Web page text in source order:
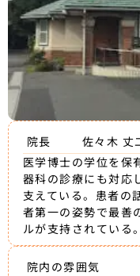
院長
佐々木 丈
医学博士の学位を保
器科の診療にも対応
支えている。患者の
者第一の姿勢で最善
ルが支持されている。
院内の雰囲気